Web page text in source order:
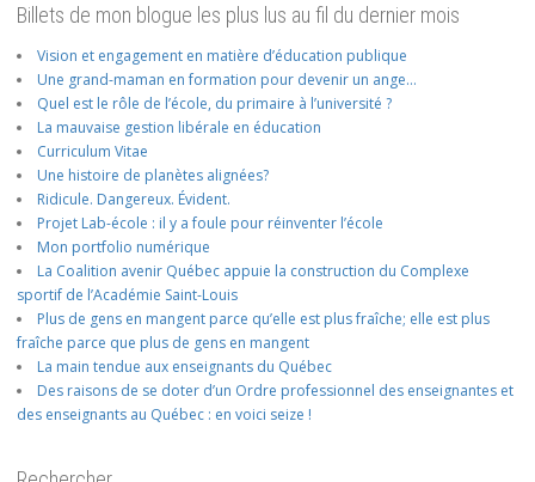
Billets de mon blogue les plus lus au fil du dernier mois
Vision et engagement en matière d’éducation publique
Une grand-maman en formation pour devenir un ange…
Quel est le rôle de l’école, du primaire à l’université ?
La mauvaise gestion libérale en éducation
Curriculum Vitae
Une histoire de planètes alignées?
Ridicule. Dangereux. Évident.
Projet Lab-école : il y a foule pour réinventer l’école
Mon portfolio numérique
La Coalition avenir Québec appuie la construction du Complexe
sportif de l’Académie Saint-Louis
Plus de gens en mangent parce qu’elle est plus fraîche; elle est plus
fraîche parce que plus de gens en mangent
La main tendue aux enseignants du Québec
Des raisons de se doter d’un Ordre professionnel des enseignantes et
des enseignants au Québec : en voici seize !